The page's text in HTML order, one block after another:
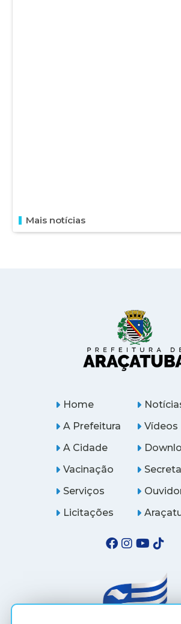
Mais notícias
Home
A Prefeitura
A Cidade
Vídeos
Vacinação
Serviços
Licitações